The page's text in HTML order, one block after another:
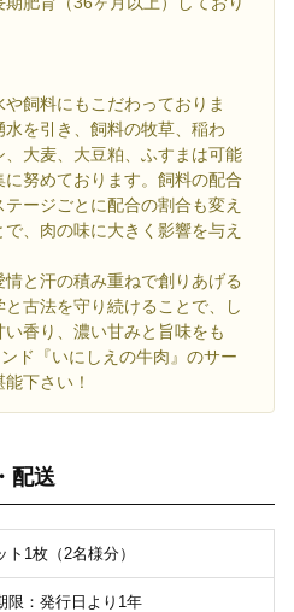
飼料にもこだわっておりま
を引き、飼料の牧草、稲わ
大麦、大豆粕、ふすまは可能
努めております。飼料の配合
ージごとに配合の割合も変え
、肉の味に大きく影響を与え
情と汗の積み重ねで創りあげる
古法を守り続けることで、し
香り、濃い甘みと旨味をも
ド『いにしえの牛肉』のサー
下さい！
配送
ト1枚（2名様分）
限：発行日より1年